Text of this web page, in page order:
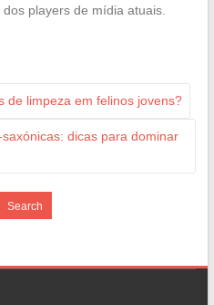
players de mídia atuais.
de limpeza em felinos jovens?
dicas para dominar
Search